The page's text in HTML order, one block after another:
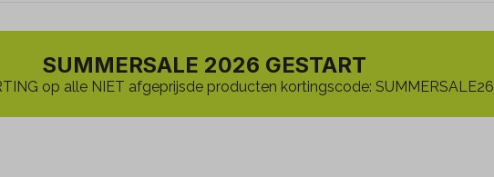
SUMMERSALE 2026 GESTART
op alle NIET afgeprijsde producten kortingscode: SUMMERSALE26